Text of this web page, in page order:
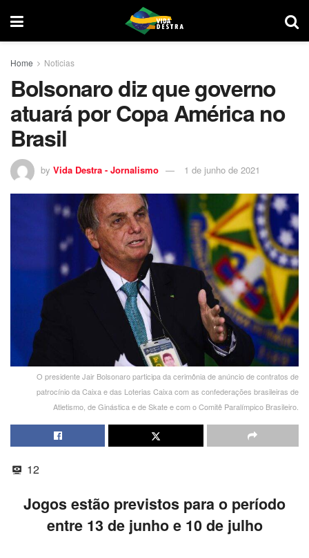
Home Noticias
Bolsonaro diz que governo
atuará por Copa América no
Brasil
by Vida Destra - Jornalismo 1 de junho de 2021
O presidente Jair Bolsonaro participa da cerimônia de anúncio de contratos de
patrocínio da Caixa e das Loterias Caixa com as confederações brasileiras de
Atletismo, de Ginástica e de Skate e com o Comitê Paralímpico Brasileiro.
12
Jogos estão previstos para o período
entre 13 de junho e 10 de julho